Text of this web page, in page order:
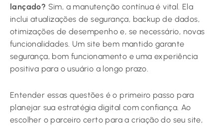
lançado? Sim, a manutenção contínua é vital. Ela
inclui atualizações de segurança, backup de dados,
otimizações de desempenho e, se necessário, novas
funcionalidades. Um site bem mantido garante
segurança, bom funcionamento e uma experiência
positiva para o usuário a longo prazo.
Entender essas questões é o primeiro passo para
planejar sua estratégia digital com confiança. Ao
escolher o parceiro certo para a criação do seu site,